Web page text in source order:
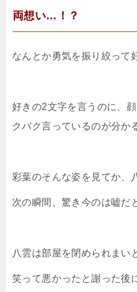
両想い…！？
なんとか勇気を振り絞って
好きの2文字を言うのに、
クバク言っているのが分か
彩葉のそんな姿を見てか、
次の瞬間、驚き今のは嘘だ
八雲は部屋を閉められまい
笑って悪かったと謝った後